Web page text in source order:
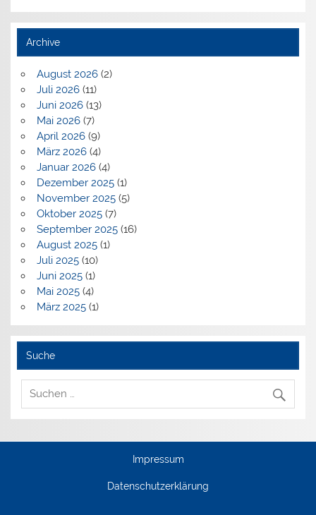
Archive
August 2026(2)
Juli 2026(11)
Juni 2026(13)
Mai 2026(7)
April 2026(9)
März 2026(4)
Januar 2026(4)
Dezember 2025(1)
November 2025(5)
Oktober 2025(7)
September 2025(16)
August 2025(1)
Juli 2025(10)
Juni 2025(1)
Mai 2025(4)
März 2025(1)
Suche
Impressum
Datenschutzerklärung